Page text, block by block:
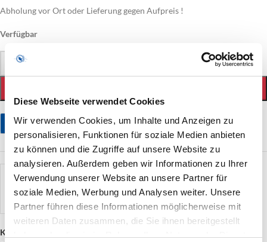
Diese Webseite verwendet Cookies
Wir verwenden Cookies, um Inhalte und Anzeigen zu
personalisieren, Funktionen für soziale Medien anbieten
zu können und die Zugriffe auf unsere Website zu
analysieren. Außerdem geben wir Informationen zu Ihrer
Verwendung unserer Website an unsere Partner für
soziale Medien, Werbung und Analysen weiter. Unsere
Partner führen diese Informationen möglicherweise mit
weiteren Daten zusammen, die Sie ihnen bereitgestellt
haben oder die sie im Rahmen Ihrer Nutzung der Dienste
Abholung vor Ort oder Lieferung gegen Aufpreis !
Verfügbar
Stellen Sie eine Frage
künstler
Fotodesign Michael Tank
Kategorie: